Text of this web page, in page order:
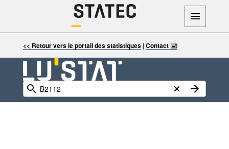
<< Retour vers le portail des statistiques| Contact 🖃